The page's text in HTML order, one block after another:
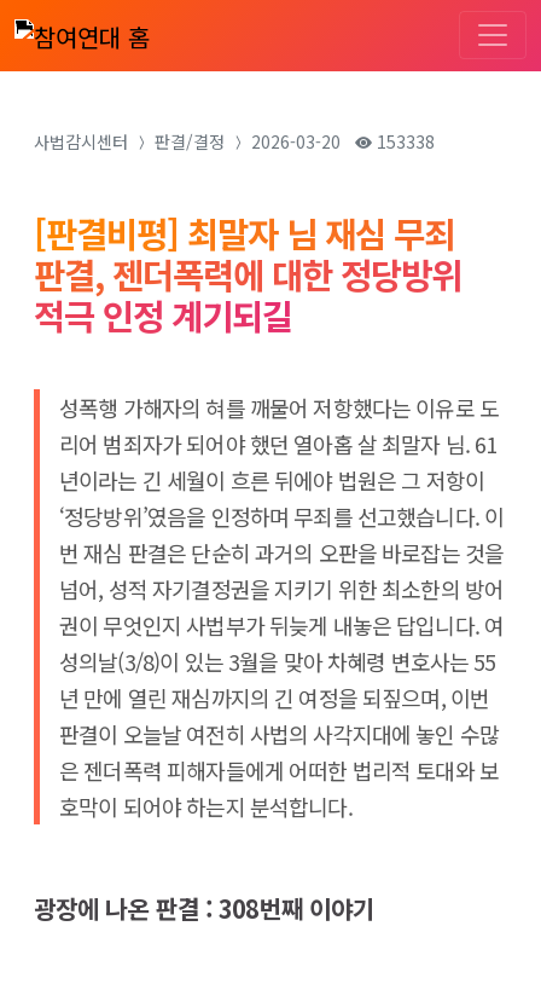
사법감시센터 판결/결정 2026-03-20 153338
[판결비평] 최말자 님 재심 무죄
판결, 젠더폭력에 대한 정당방위
적극 인정 계기되길
성폭행 가해자의 혀를 깨물어 저항했다는 이유로 도
리어 범죄자가 되어야 했던 열아홉 살 최말자 님. 61
년이라는 긴 세월이 흐른 뒤에야 법원은 그 저항이
‘정당방위’였음을 인정하며 무죄를 선고했습니다. 이
번 재심 판결은 단순히 과거의 오판을 바로잡는 것을
넘어, 성적 자기결정권을 지키기 위한 최소한의 방어
권이 무엇인지 사법부가 뒤늦게 내놓은 답입니다. 여
성의날(3/8)이 있는 3월을 맞아 차혜령 변호사는 55
년 만에 열린 재심까지의 긴 여정을 되짚으며, 이번
판결이 오늘날 여전히 사법의 사각지대에 놓인 수많
은 젠더폭력 피해자들에게 어떠한 법리적 토대와 보
호막이 되어야 하는지 분석합니다.
광장에 나온 판결 : 308번째 이야기